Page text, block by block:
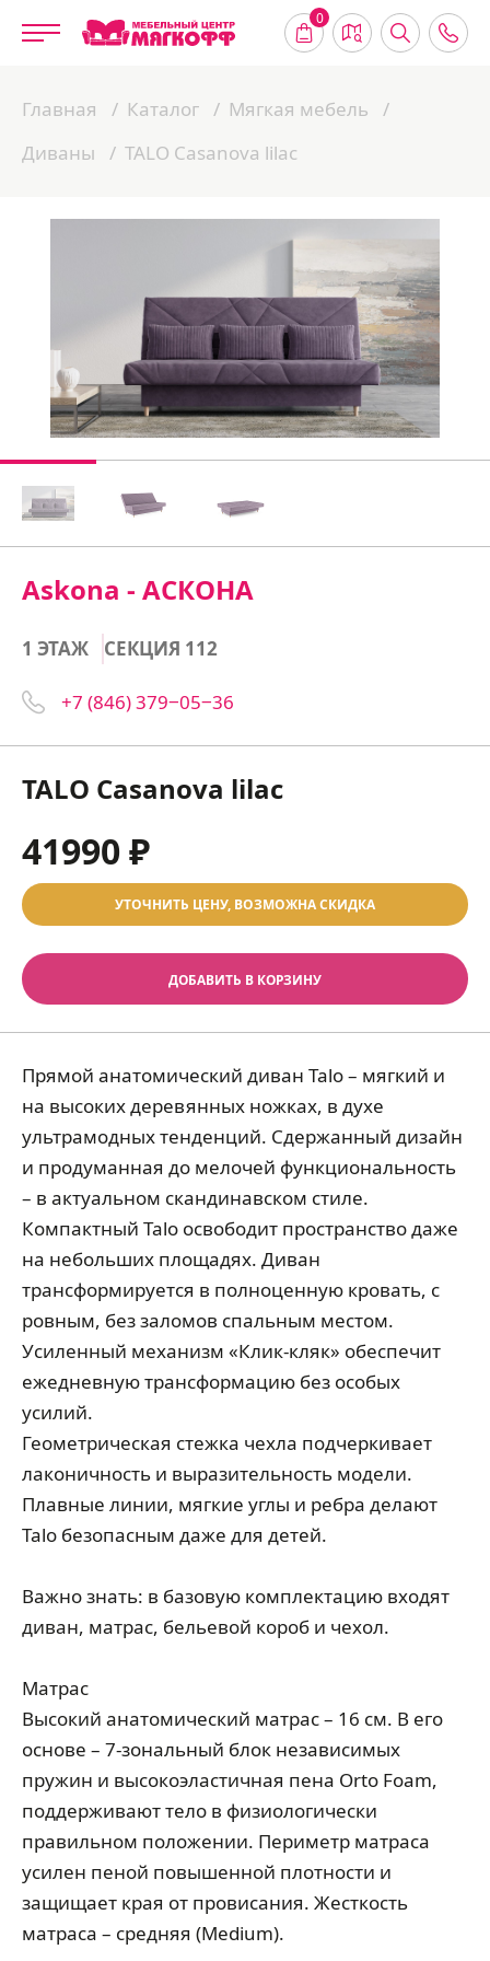
0
Главная Каталог
Мягкая мебель
Диваны
TALO Casanova lilac
Askona - АСКОНА
1 ЭТАЖ СЕКЦИЯ 112
+7 (846) 379‒05‒36
TALO Casanova lilac
41990 ₽
УТОЧНИТЬ ЦЕНУ, ВОЗМОЖНА СКИДКА
ДОБАВИТЬ В КОРЗИНУ
Прямой анатомический диван Talo – мягкий и
на высоких деревянных ножках, в духе
ультрамодных тенденций. Сдержанный дизайн
и продуманная до мелочей функциональность
– в актуальном скандинавском стиле.
Компактный Talo освободит пространство даже
на небольших площадях. Диван
трансформируется в полноценную кровать, с
ровным, без заломов спальным местом.
Усиленный механизм «Клик-кляк» обеспечит
ежедневную трансформацию без особых
усилий.
Геометрическая стежка чехла подчеркивает
лаконичность и выразительность модели.
Плавные линии, мягкие углы и ребра делают
Talo безопасным даже для детей.
Важно знать: в базовую комплектацию входят
диван, матрас, бельевой короб и чехол.
Матрас
Высокий анатомический матрас – 16 см. В его
основе – 7-зональный блок независимых
пружин и высокоэластичная пена Orto Foam,
поддерживают тело в физиологически
правильном положении. Периметр матраса
усилен пеной повышенной плотности и
защищает края от провисания. Жесткость
матраса – средняя (Medium).